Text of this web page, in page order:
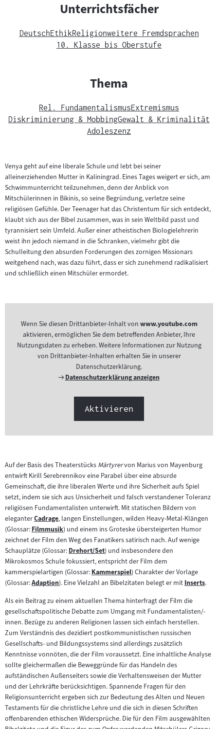
Unterrichtsfächer
DeutschEthikReligionweitere Fremdsprachen
10. Klasse bis Oberstufe
Thema
Rel. FundamentalismusExtremismus
Diskriminierung & MobbingGewalt & Kriminalität
Adoleszenz
Venya geht auf eine liberale Schule und lebt bei seiner
alleinerziehenden Mutter in Kaliningrad. Eines Tages weigert er sich, am
Schwimmunterricht teilzunehmen, denn der Anblick von
Mitschülerinnen in Bikinis, so seine Begründung, verletze seine
religiösen Gefühle. Der Teenager hat das Christentum für sich entdeckt,
klaubt sich aus der Bibel zusammen, was in sein Weltbild passt und
tyrannisiert sein Umfeld. Außer einer atheistischen Biologielehrerin
weist ihn jedoch niemand in die Schranken, vielmehr gibt die
Schulleitung den absurden Forderungen des zornigen Missionars
weitgehend nach, was dazu führt, dass er sich zunehmend radikalisiert
und schließlich einen Mitschüler ermordet.
Wenn Sie diesen Drittanbieter-Inhalt von www.youtube.com
aktivieren, ermöglichen Sie dem betreffenden Anbieter, Ihre
Nutzungsdaten zu erheben. Weitere Informationen zur Nutzung
von Drittanbieter-Inhalten erhalten Sie in unserer
Datenschutzerklärung.
Externer
Datenschutzerklärung anzeigen
Aktivieren
Auf der Basis des Theaterstücks Märtyrervon Marius von Mayenburg
entwirft Kirill Serebrennikov eine Parabel über eine absurde
Gemeinschaft, die ihre liberalen Werte und ihre Sicherheit aufs Spiel
setzt, indem sie sich aus Unsicherheit und falsch verstandener Toleranz
religiösen Fundamentalisten unterwirft. Mit statischen Bildern von
eleganterZum
Inhalt:
Cadrage, langen Einstellungen, wilden Heavy-Metal-Klängen
(Glossar:Zum
Inhalt:
Filmmusik) und einem ins Groteske übersteigerten Humor
zeichnet der Film den Weg des Fanatikers satirisch nach. Auf wenige
Schauplätze (Glossar:Zum
Inhalt:
Drehort/Set) und insbesondere den
Mikrokosmos Schule fokussiert, entspricht der Film dem
kammerspielartigen (Glossar:Zum
Inhalt:
Kammerspiel) Charakter der Vorlage
(Glossar:Zum
Inhalt:
Adaption). Eine Vielzahl an Bibelzitaten belegt er mitZum
Inhalt:
Inserts.
Als ein Beitrag zu einem aktuellen Thema hinterfragt der Film die
gesellschaftspolitische Debatte zum Umgang mit Fundamentalisten/-
innen. Bezüge zu anderen Religionen lassen sich einfach herstellen.
Zum Verständnis des dezidiert postkommunistischen russischen
Gesellschafts- und Bildungssystems sind allerdings zusätzlich
Kenntnisse vonnöten, die der Film voraussetzt. Eine inhaltliche Analyse
sollte gleichermaßen die Beweggründe für das Handeln des
aufständischen Außenseiters sowie die Verhaltensweisen der Mutter
und der Lehrkräfte berücksichtigen. Spannende Fragen für den
Religionsunterricht ergeben sich zur Bedeutung des Alten und Neuen
Testaments für die christliche Lehre und die sich in diesen Schriften
offenbarenden ethischen Widersprüche. Die für den Film ausgewählten